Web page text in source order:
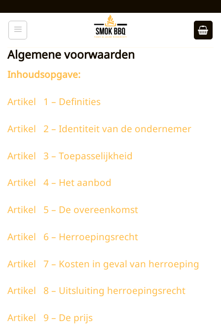
naar
inhoud
Algemene voorwaarden
Inhoudsopgave:
Artikel 1 – Definities
Artikel 2 – Identiteit van de ondernemer
Artikel 3 – Toepasselijkheid
Artikel 4 – Het aanbod
Artikel 5 – De overeenkomst
Artikel 6 – Herroepingsrecht
Artikel 7 – Kosten in geval van herroeping
Artikel 8 – Uitsluiting herroepingsrecht
Artikel 9 – De prijs